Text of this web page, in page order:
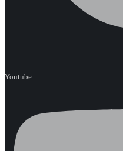
Youtube